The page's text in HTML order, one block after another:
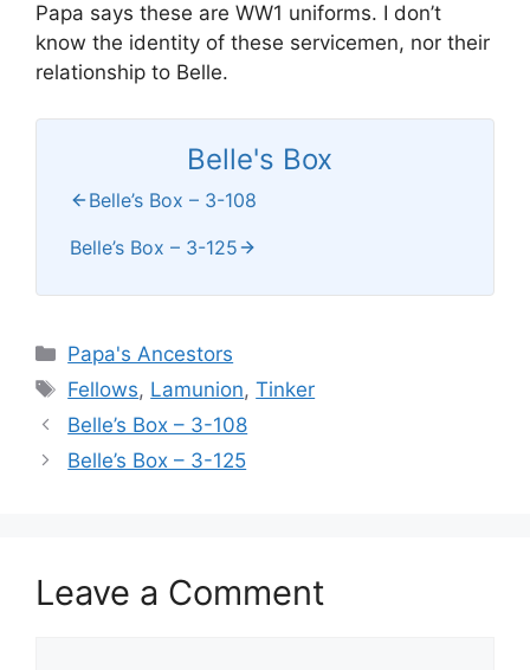
Papa says these are WW1 uniforms. I don’t
know the identity of these servicemen, nor their
relationship to Belle.
Belle's Box
Belle’s Box – 3-108
Belle’s Box – 3-125
Categories
Papa's Ancestors
Tags
Fellows, Lamunion,Tinker
Belle’s Box – 3-108
Belle’s Box – 3-125
Leave a Comment